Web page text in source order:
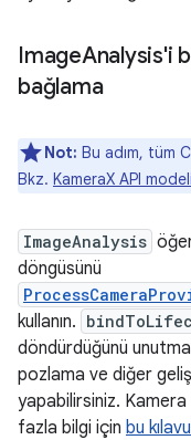
ImageAnalysis'i
bağlama
Not: Bu adım, tüm
Bkz. KameraX API modeli
ImageAnalysis
döngüsünü
kullanın.
döndürdüğünü
pozlama ve diğer
yapabilirsiniz. Kamera
fazla bilgi için bu